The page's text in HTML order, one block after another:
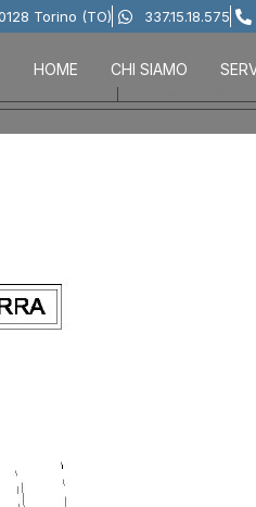
Torino (TO) 337.15.18.575
HOME CHI SIAMO